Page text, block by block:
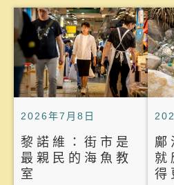
2026年7月8日
黎諾維：街市是
最親民的海魚教
室
鄺
就
得